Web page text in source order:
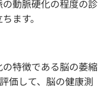
動脈硬化の程度の診
ます。
特徴である脳の萎縮
価して、脳の健康測